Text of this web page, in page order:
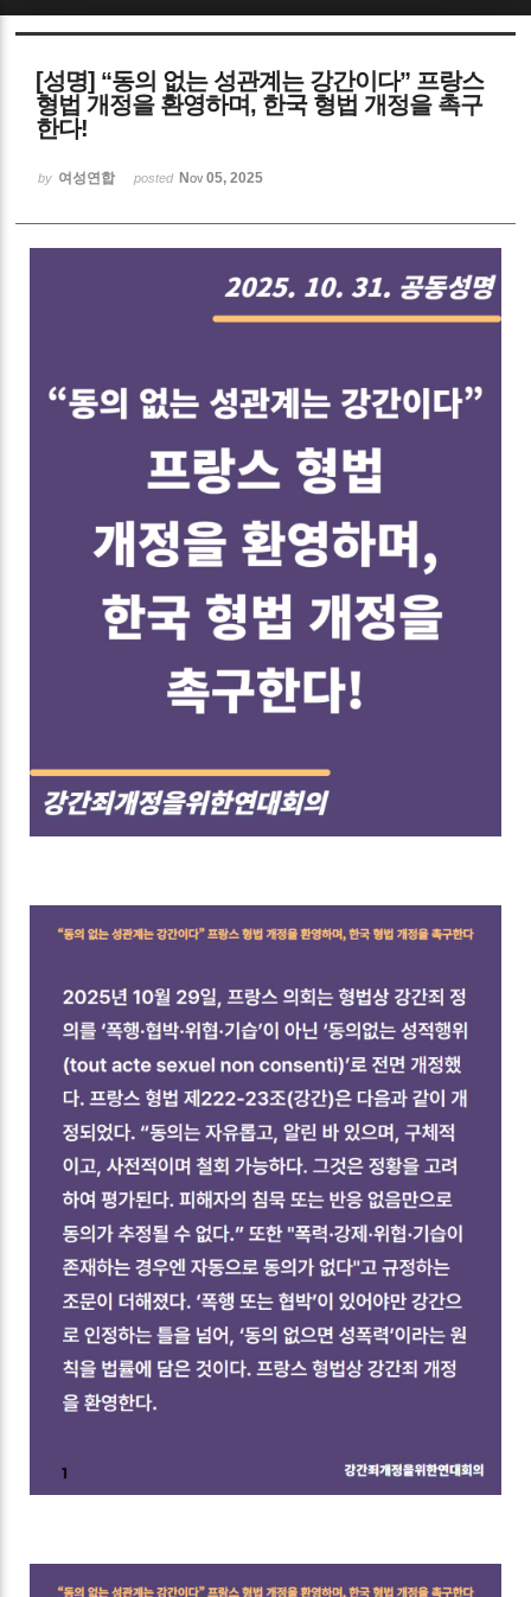
[성명] “동의 없는 성관계는 강간이다” 프랑스
형법 개정을 환영하며, 한국 형법 개정을 촉구
한다!
by 여성연합 posted Nov 05, 2025
Sketchbook5, 스케치북5
Sketchbook5, 스케치북5